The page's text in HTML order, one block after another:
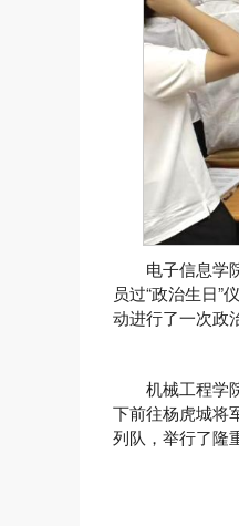
电子信息学
员过“政治生日”
动进行了一次政
机械工程学
下前往杨虎城将
列队，举行了隆